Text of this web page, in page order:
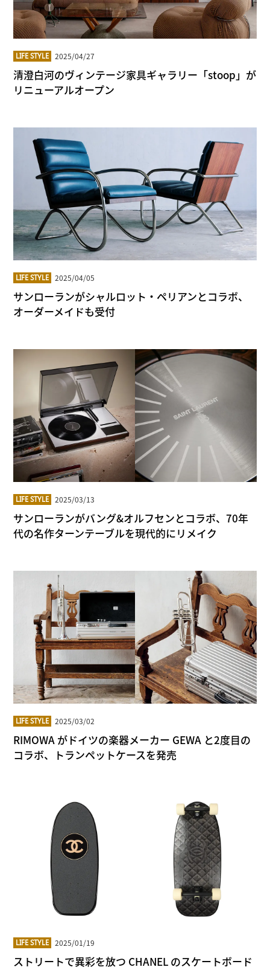
LIFE STYLE 2025/04/27
清澄白河のヴィンテージ家具ギャラリー「stoop」が
リニューアルオープン
LIFE STYLE 2025/04/05
サンローランがシャルロット・ペリアンとコラボ、
オーダーメイドも受付
LIFE STYLE 2025/03/13
サンローランがバング&オルフセンとコラボ、70年
代の名作ターンテーブルを現代的にリメイク
LIFE STYLE 2025/03/02
RIMOWA がドイツの楽器メーカー GEWA と2度目の
コラボ、トランペットケースを発売
LIFE STYLE 2025/01/19
ストリートで異彩を放つ CHANEL のスケートボード